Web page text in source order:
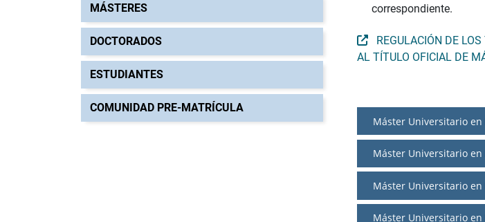
MÁSTERES
DOCTORADOS
ESTUDIANTES
COMUNIDAD PRE-MATRÍCULA
correspondiente.
REGULACIÓN DE
AL TÍTULO OFICIAL DE
Máster Universitario
Máster Universitario
Máster Universitario
Máster Universitario